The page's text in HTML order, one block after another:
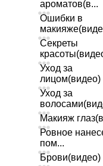
ароматов(в...
Ошибки в
Секреты
Уход за
лицом(видео)
Уход за
Макияж
Ровное
пом...
Брови(видео)